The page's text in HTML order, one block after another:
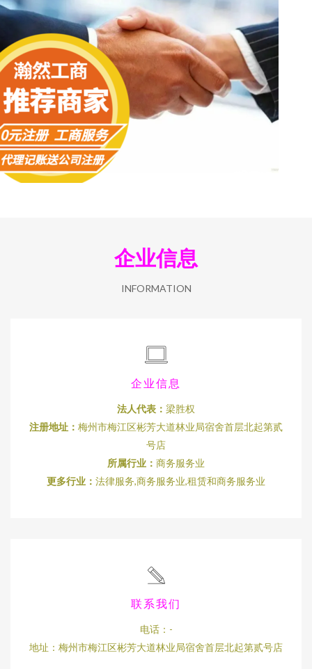
企业信息
INFORMATION
企业信息
法人代表： 梁胜权
注册地址： 梅州市梅江区彬芳大道林业局宿舍首层北起第贰
号店
所属行业： 商务服务业
更多行业： 法律服务,商务服务业,租赁和商务服务业
联系我们
电话：-
地址：梅州市梅江区彬芳大道林业局宿舍首层北起第贰号店